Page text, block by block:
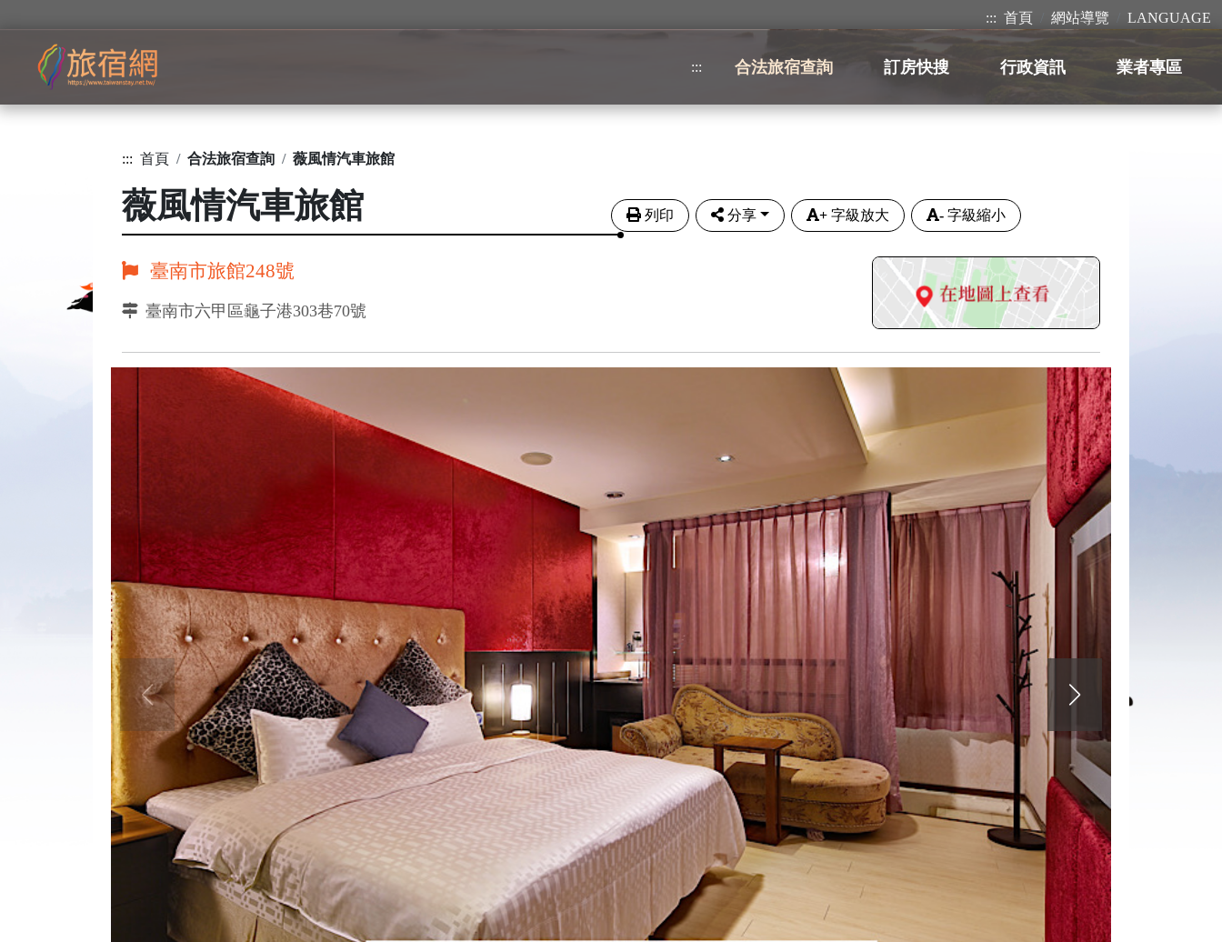
::: 首頁 網站導覽 LANGUAGE
::: 合法旅宿查詢 訂房快搜 行政資訊 業者專區
::: 首頁 合法旅宿查詢 薇風情汽車旅館
薇風情汽車旅館 列印 分享 + 字級放大 - 字級縮小
臺南市旅館248號
臺南市六甲區龜子港303巷70號